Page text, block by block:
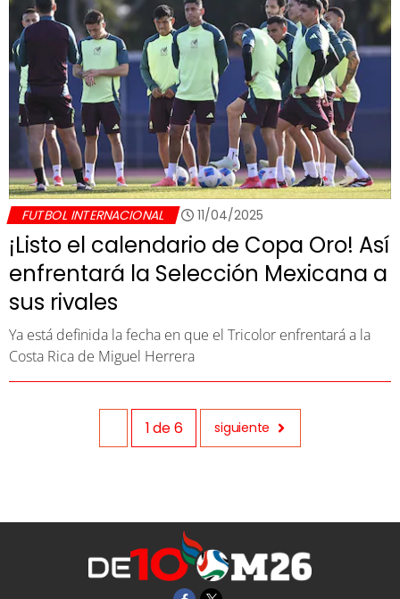
FUTBOL INTERNACIONAL 11/04/2025
¡Listo el calendario de Copa Oro! Así
enfrentará la Selección Mexicana a
sus rivales
Ya está definida la fecha en que el Tricolor enfrentará a la
Costa Rica de Miguel Herrera
1de6 siguiente